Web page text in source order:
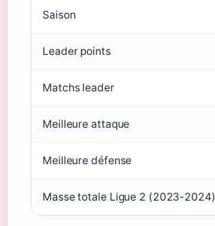
Saison
Leader points
Matchs leader
Meilleure attaque
Meilleure défense
Masse totale Ligue 2 (2023-2024)